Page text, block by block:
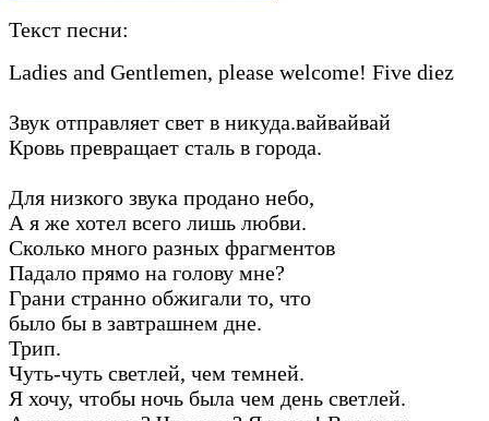
Текст песни:
Ladies and Gentlemen, please welcome! Five diez
Звук отправляет свет в никуда.вайвайвай
Кровь превращает сталь в города.
Для низкого звука продано небо,
А я же хотел всего лишь любви.
Сколько много разных фрагментов
Падало прямо на голову мне?
Грани странно обжигали то, что
было бы в завтрашнем дне.
Трип.
Чуть-чуть светлей, чем темней.
Я хочу, чтобы ночь была чем день светлей.